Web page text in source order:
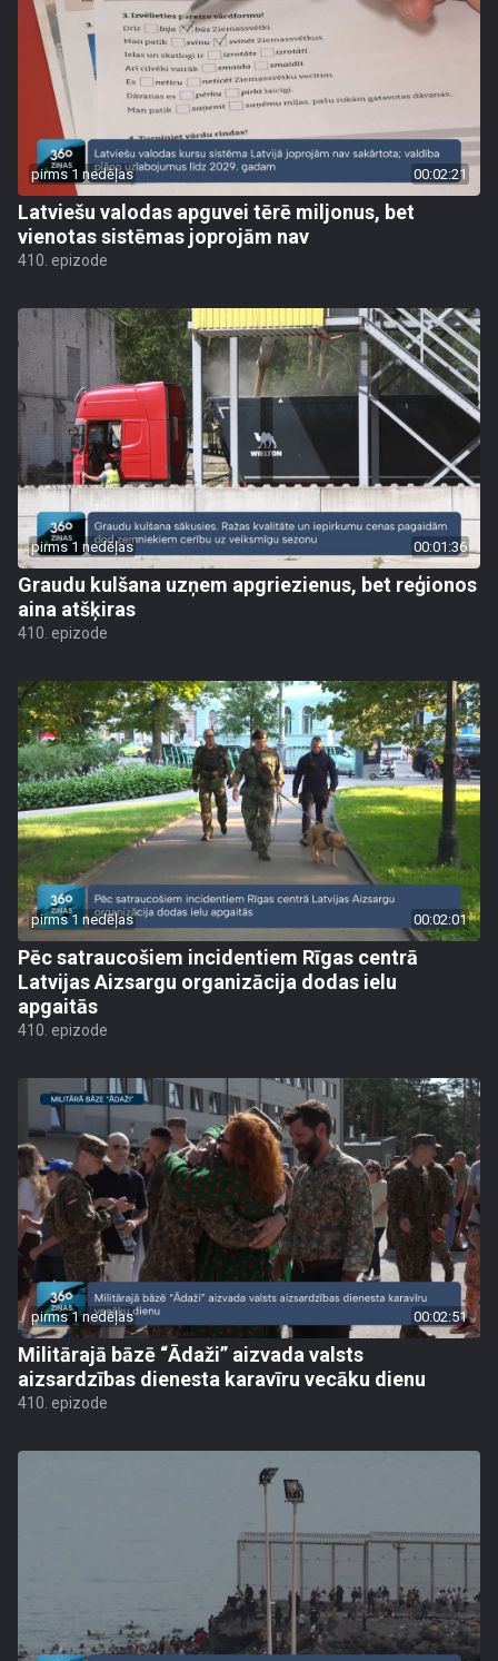
pirms 1 nedēļas 00:02:21
Latviešu valodas apguvei tērē miljonus, bet
vienotas sistēmas joprojām nav
410. epizode
pirms 1 nedēļas 00:01:36
Graudu kulšana uzņem apgriezienus, bet reģionos
aina atšķiras
410. epizode
pirms 1 nedēļas 00:02:01
Pēc satraucošiem incidentiem Rīgas centrā
Latvijas Aizsargu organizācija dodas ielu
apgaitās
410. epizode
pirms 1 nedēļas 00:02:51
Militārajā bāzē “Ādaži” aizvada valsts
aizsardzības dienesta karavīru vecāku dienu
410. epizode